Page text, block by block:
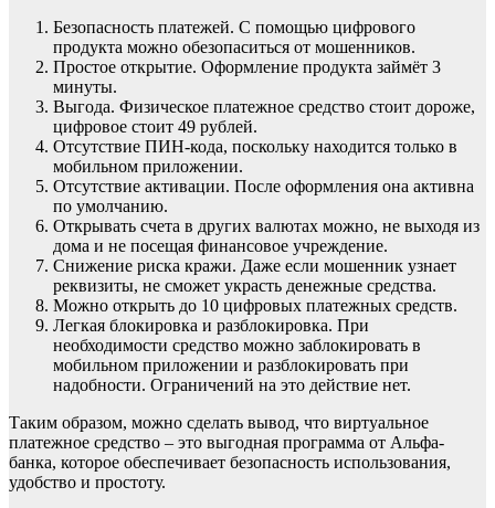
Безопасность платежей. С помощью цифрового
продукта можно обезопаситься от мошенников.
Простое открытие. Оформление продукта займёт 3
минуты.
Выгода. Физическое платежное средство стоит дороже,
цифровое стоит 49 рублей.
Отсутствие ПИН-кода, поскольку находится только в
мобильном приложении.
Отсутствие активации. После оформления она активна
по умолчанию.
Открывать счета в других валютах можно, не выходя из
дома и не посещая финансовое учреждение.
Снижение риска кражи. Даже если мошенник узнает
реквизиты, не сможет украсть денежные средства.
Можно открыть до 10 цифровых платежных средств.
Легкая блокировка и разблокировка. При
необходимости средство можно заблокировать в
мобильном приложении и разблокировать при
надобности. Ограничений на это действие нет.
Таким образом, можно сделать вывод, что виртуальное
платежное средство – это выгодная программа от Альфа-
банка, которое обеспечивает безопасность использования,
удобство и простоту.